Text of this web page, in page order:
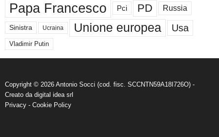
Papa Francesco Pci PD Russia
Sinistra Ucraina Unione europea Usa
Vladimir Putin
Copyright © 2026 Antonio Socci (cod. fisc. SCCNTN59A18I726O) -
Creato da digital idea srl
Privacy - Cookie Policy